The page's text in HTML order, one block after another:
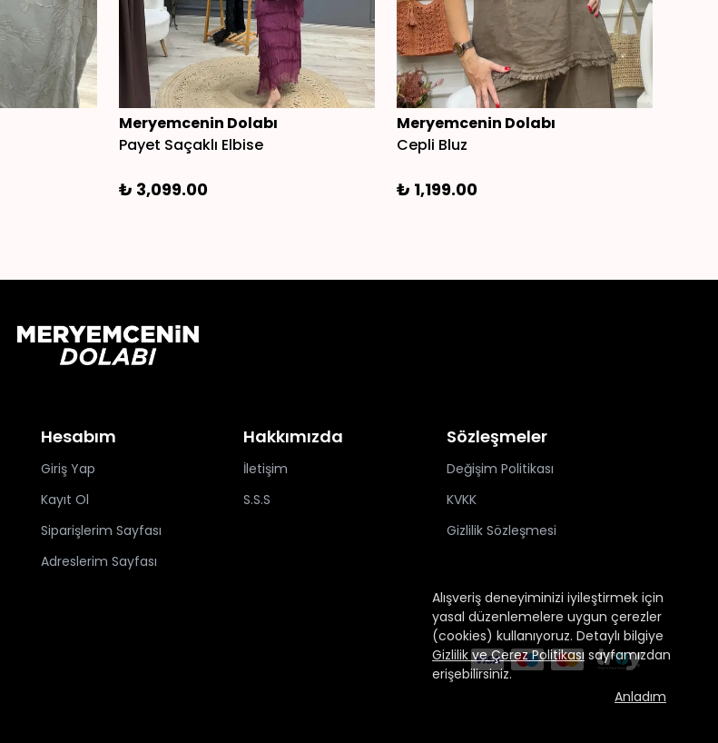
Alışveriş deneyiminizi iyileştirmek için
yasal düzenlemelere uygun çerezler
(cookies) kullanıyoruz. Detaylı bilgiye
Gizlilik ve Çerez Politikası sayfamızdan
erişebilirsiniz.
Anladım
Meryemcenin Dolabı
Payet Saçaklı Elbise
₺ 3,099.00
Meryemcenin Dolabı
Cepli Bluz
₺ 1,199.00
Hesabım
Giriş Yap
Kayıt Ol
Siparişlerim Sayfası
Adreslerim Sayfası
Hakkımızda
İletişim
S.S.S
Sözleşmeler
Değişim Politikası
KVKK
Gizlilik Sözleşmesi